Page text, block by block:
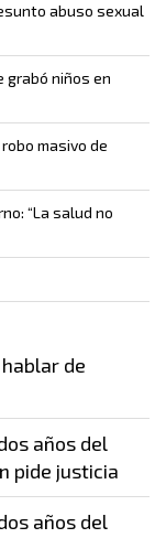
abuso sexual
grabó niños en
masivo de
“La salud no
de
años del
pide justicia
años del